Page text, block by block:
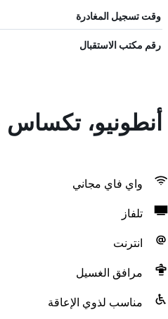
وقت تسجيل المغادرة
رقم مكتب الاستقبال
واي فاي مجاني
تلفاز
انترنت
مرافق الغسيل
مناسب لذوي الإعاقة